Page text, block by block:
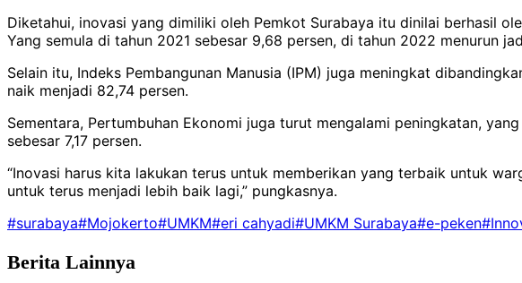
Diketahui, inovasi yang dimiliki oleh Pemkot Surabaya itu dinilai berhasil
Yang semula di tahun 2021 sebesar 9,68 persen, di tahun 2022 menurun
Selain itu, Indeks Pembangunan Manusia (IPM) juga meningkat
naik menjadi 82,74 persen.
Sementara, Pertumbuhan Ekonomi juga turut mengalami peningkatan,
sebesar 7,17 persen.
“Inovasi harus kita lakukan terus untuk memberikan yang terbaik untuk
untuk terus menjadi lebih baik lagi,” pungkasnya.
#surabaya#Mojokerto#UMKM#eri cahyadi#UMKM Surabaya#e-peken
Berita Lainnya